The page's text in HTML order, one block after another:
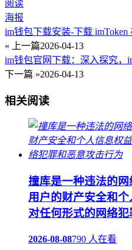
阅读
海报
im钱包下载安装-下载
« 上一篇2026-04-13
im钱包官网下载：深入探究，
下一篇 »2026-04-13
相关阅读
撞库是一种违法的
用户的财产安全和
对任何形式的网络
2026-08-08790 人在看